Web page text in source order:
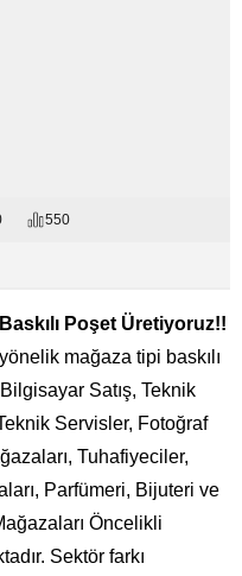
550
Poşet Üretiyoruz!!
mağaza tipi baskılı
Satış, Teknik
Servisler, Fotoğraf
Tuhafiyeciler,
Parfümeri, Bijuteri ve
Öncelikli
Sektör farkı